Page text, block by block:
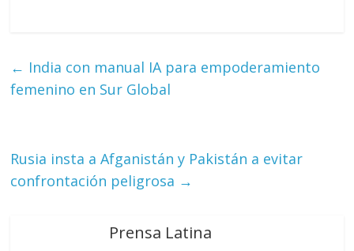
← India con manual IA para empoderamiento
femenino en Sur Global
Rusia insta a Afganistán y Pakistán a evitar
confrontación peligrosa →
Prensa Latina